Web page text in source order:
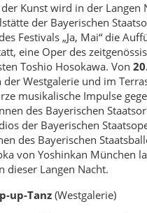
Kunst wird in der Langen
der Bayerischen
Festivals „Ja, Mai“ die
eine Oper des
Toshio Hosokawa. Von
Westgalerie und im
musikalische Impulse
des Bayerischen
der Bayerischen
des Bayerischen
von Yoshinkan München
dieser Langen Nacht.
up-Tanz (Westgalerie)